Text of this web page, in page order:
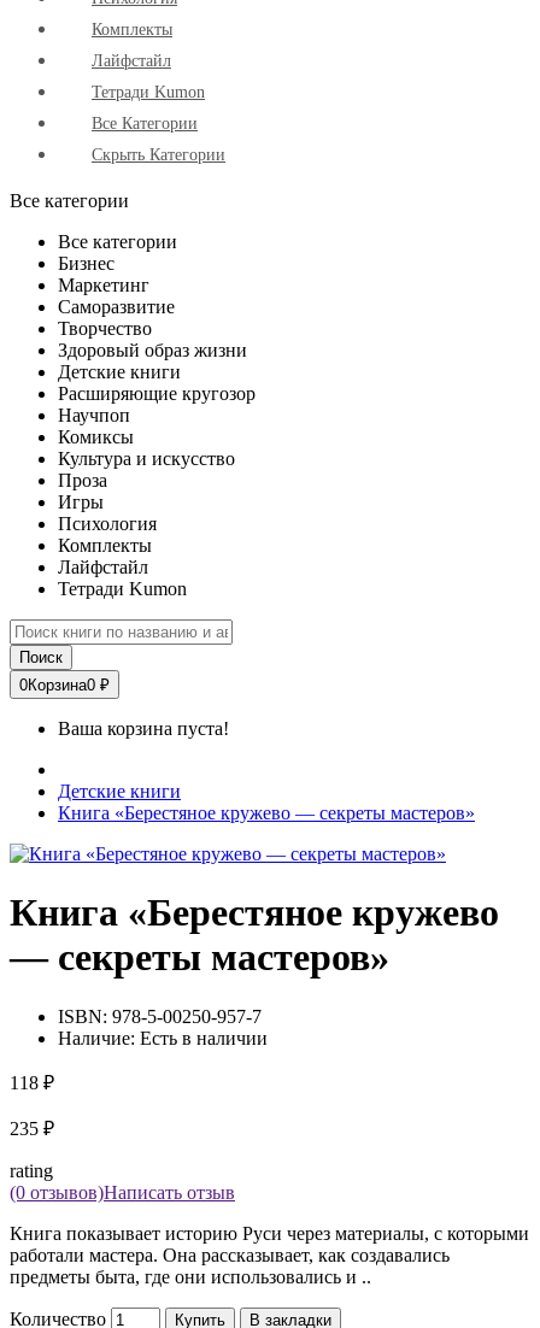
Комплекты
Лайфстайл
Тетради Kumon
Все Категории
Скрыть Категории
Все категории
Все категории
Бизнес
Маркетинг
Саморазвитие
Творчество
Здоровый образ жизни
Детские книги
Расширяющие кругозор
Научпоп
Комиксы
Культура и искусство
Проза
Игры
Психология
Комплекты
Лайфстайл
Тетради Kumon
Поиск
0Корзина0 ₽
Ваша корзина пуста!
Детские книги
Книга «Берестяное кружево — секреты мастеров»
Книга «Берестяное кружево
— секреты мастеров»
ISBN: 978-5-00250-957-7
Наличие: Есть в наличии
118 ₽
235 ₽
rating
(0 отзывов)Написать отзыв
Книга показывает историю Руси через материалы, с которыми
работали мастера. Она рассказывает, как создавались
предметы быта, где они использовались и ..
Количество Купить В закладки